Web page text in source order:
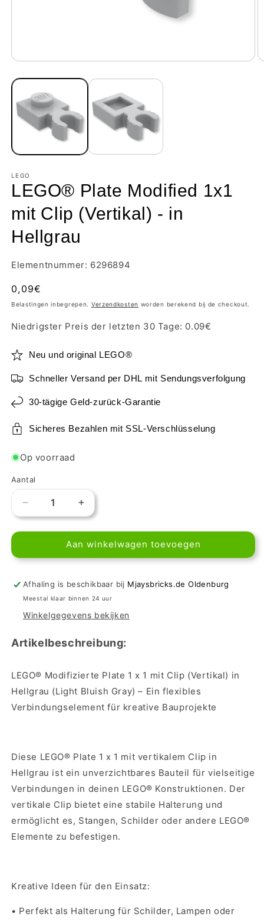
LEGO
LEGO® Plate Modified 1x1
mit Clip (Vertikal) - in
Hellgrau
Elementnummer: 6296894
Normale
prijs
0,09€
Belastingen inbegrepen. Verzendkosten worden berekend bij de checkout.
Niedrigster Preis der letzten 30 Tage: 0.09€
Neu und original LEGO®
Schneller Versand per DHL mit Sendungsverfolgung
30-tägige Geld-zurück-Garantie
Sicheres Bezahlen mit SSL-Verschlüsselung
Op voorraad
Aantal
Aantal
verlagen
voor
Plate
1x1
mit
(Vertikal)
in
Aantal
verhogen
voor
LEGO®
Plate
1x1
mit
(Vertikal)
in
Aan winkelwagen toevoegen
Afhaling is beschikbaar bij Mjaysbricks.de Oldenburg
Meestal klaar binnen 24 uur
Winkelgegevens bekijken
Artikelbeschreibung:
LEGO® Modifizierte Plate 1 x 1 mit Clip (Vertikal) in
Hellgrau (Light Bluish Gray) – Ein flexibles
Verbindungselement für kreative Bauprojekte
Diese LEGO® Plate 1 x 1 mit vertikalem Clip in
Hellgrau ist ein unverzichtbares Bauteil für vielseitige
Verbindungen in deinen LEGO® Konstruktionen. Der
vertikale Clip bietet eine stabile Halterung und
ermöglicht es, Stangen, Schilder oder andere LEGO®
Elemente zu befestigen.
Kreative Ideen für den Einsatz:
• Perfekt als Halterung für Schilder, Lampen oder